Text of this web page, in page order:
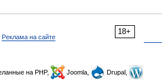
18+
Реклама на сайте
на PHP, Joomla,
Drupal,